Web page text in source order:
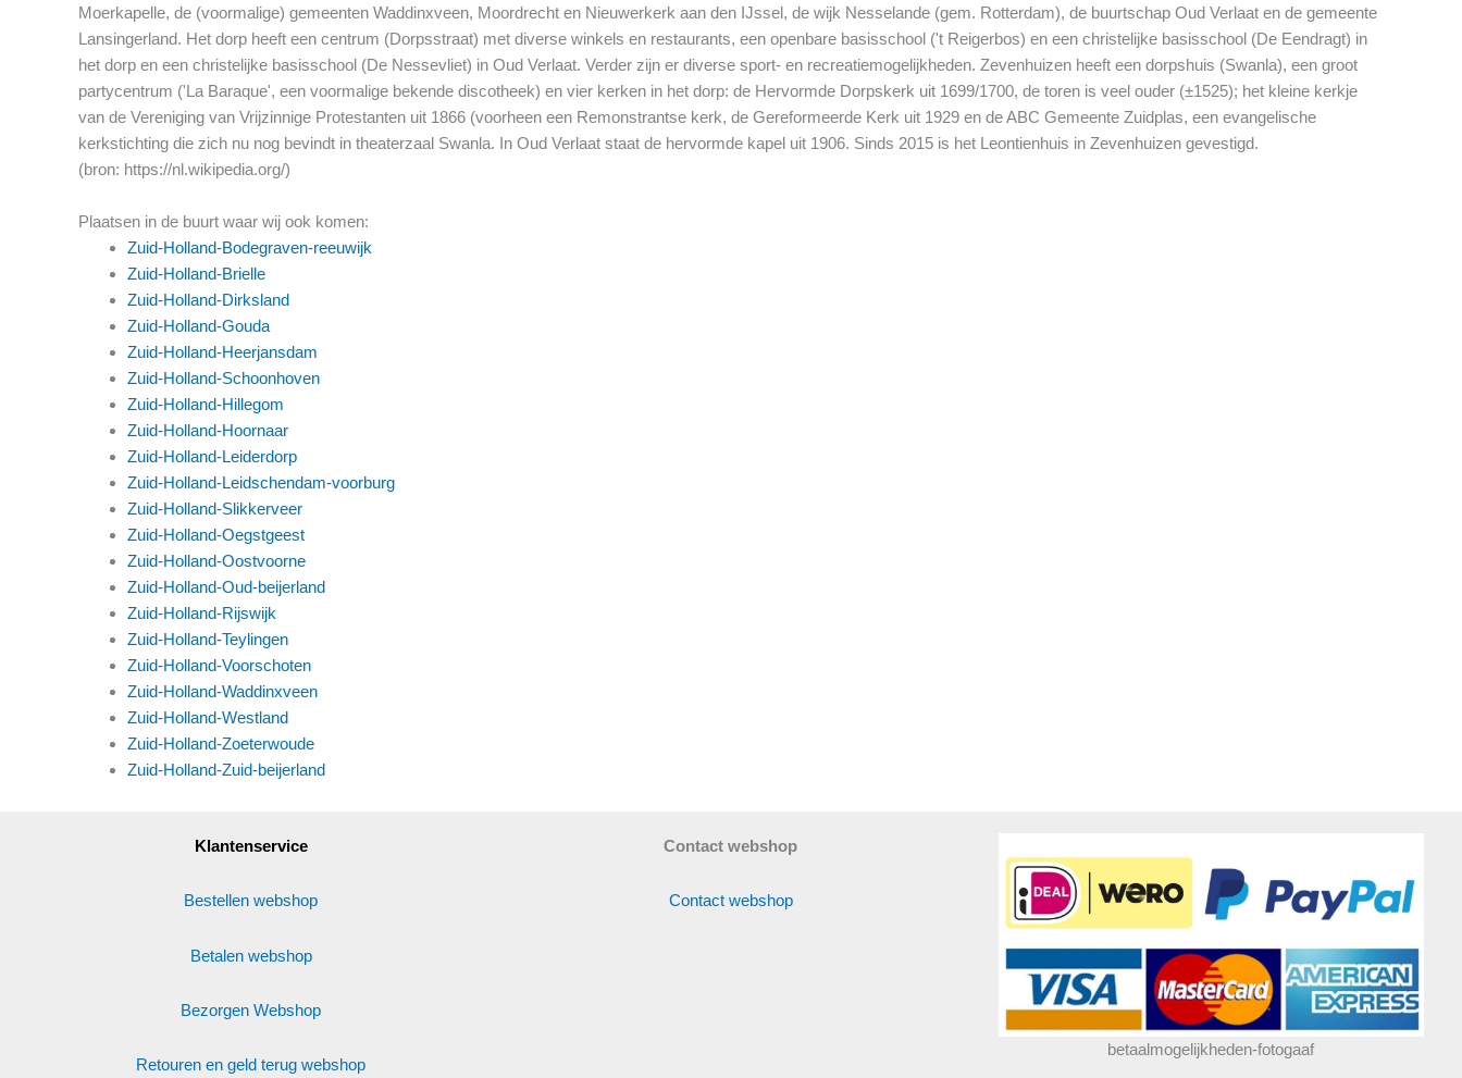
Moerkapelle, de (voormalige) gemeenten Waddinxveen, Moordrecht en Nieuwerkerk aan den IJssel, de wijk Nesselande (gem. Rotterdam), de buurtschap Oud Verlaat en de gemeente
Lansingerland. Het dorp heeft een centrum (Dorpsstraat) met diverse winkels en restaurants, een openbare basisschool ('t Reigerbos) en een christelijke basisschool (De Eendragt) in
het dorp en een christelijke basisschool (De Nessevliet) in Oud Verlaat. Verder zijn er diverse sport- en recreatiemogelijkheden. Zevenhuizen heeft een dorpshuis (Swanla), een groot
partycentrum ('La Baraque', een voormalige bekende discotheek) en vier kerken in het dorp: de Hervormde Dorpskerk uit 1699/1700, de toren is veel ouder (±1525); het kleine kerkje
van de Vereniging van Vrijzinnige Protestanten uit 1866 (voorheen een Remonstrantse kerk, de Gereformeerde Kerk uit 1929 en de ABC Gemeente Zuidplas, een evangelische
kerkstichting die zich nu nog bevindt in theaterzaal Swanla. In Oud Verlaat staat de hervormde kapel uit 1906. Sinds 2015 is het Leontienhuis in Zevenhuizen gevestigd.
(bron: https://nl.wikipedia.org/)
Plaatsen in de buurt waar wij ook komen:
Zuid-Holland-Bodegraven-reeuwijk
Zuid-Holland-Brielle
Zuid-Holland-Dirksland
Zuid-Holland-Gouda
Zuid-Holland-Heerjansdam
Zuid-Holland-Schoonhoven
Zuid-Holland-Hillegom
Zuid-Holland-Hoornaar
Zuid-Holland-Leiderdorp
Zuid-Holland-Leidschendam-voorburg
Zuid-Holland-Slikkerveer
Zuid-Holland-Oegstgeest
Zuid-Holland-Oostvoorne
Zuid-Holland-Oud-beijerland
Zuid-Holland-Rijswijk
Zuid-Holland-Teylingen
Zuid-Holland-Voorschoten
Zuid-Holland-Waddinxveen
Zuid-Holland-Westland
Zuid-Holland-Zoeterwoude
Zuid-Holland-Zuid-beijerland
Klantenservice
Bestellen webshop
Betalen webshop
Bezorgen Webshop
Retouren en geld terug webshop
Contact webshop
Contact webshop
betaalmogelijkheden-fotogaaf